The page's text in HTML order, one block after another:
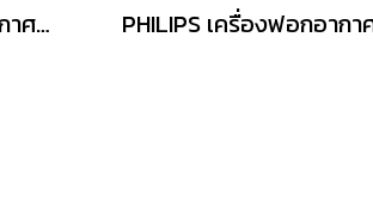
PHILIPS เครื่องฟอกอากาศ 44 ตร.ม. รุ่น AC0650/10